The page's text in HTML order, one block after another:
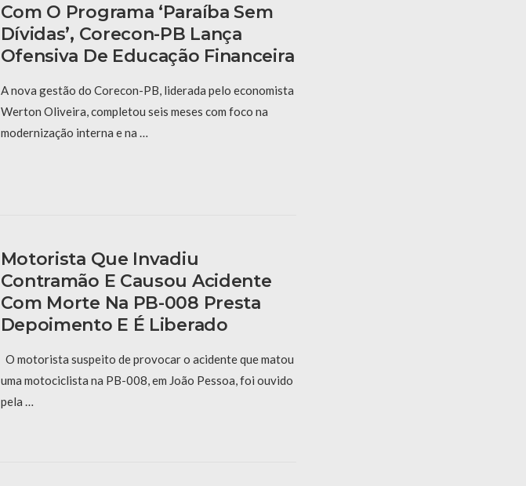
Com O Programa ‘Paraíba Sem
Dívidas’, Corecon-PB Lança
Ofensiva De Educação Financeira
A nova gestão do Corecon-PB, liderada pelo economista
Werton Oliveira, completou seis meses com foco na
modernização interna e na …
Motorista Que Invadiu
Contramão E Causou Acidente
Com Morte Na PB-008 Presta
Depoimento E É Liberado
O motorista suspeito de provocar o acidente que matou
uma motociclista na PB-008, em João Pessoa, foi ouvido
pela …